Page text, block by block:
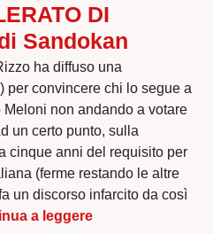
DI
Sandokan
ha diffuso una
per convincere chi lo segue a
non andando a votare
un certo punto, sulla
cinque anni del requisito per
(ferme restando le altre
un discorso infarcito da così
a leggereQUELLO